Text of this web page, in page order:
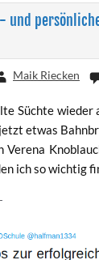
und
Maik Riecken
Süch­te wie­der
etwas
Vere­na
ich so wich­tig